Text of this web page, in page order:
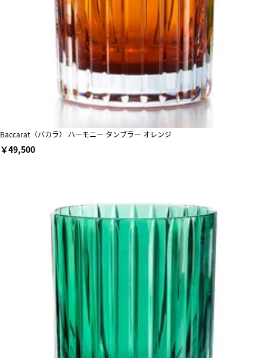
Baccarat（バカラ） ハーモニー タンブラー オレンジ
￥49,500